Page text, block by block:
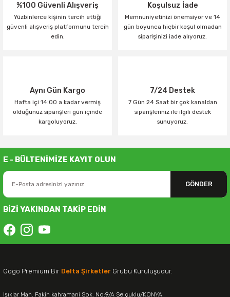
%100 Güvenli Alışveriş
Yüzbinlerce kişinin tercih ettiği
güvenli alışveriş platformunu tercih
edin.
Koşulsuz İade
Memnuniyetinizi önemsiyor ve 14
gün boyunca hiçbir koşul olmadan
siparişinizi iade alıyoruz.
Aynı Gün Kargo
Hafta içi 14:00 a kadar vermiş
olduğunuz siparişleri gün içinde
kargoluyoruz.
7/24 Destek
7 Gün 24 Saat bir çok kanaldan
siparişleriniz ile ilgili destek
sunuyoruz.
E - BÜLTENİMİZE KAYIT OLUN
GÖNDER
BİZİ YAKINDAN TAKİP EDİN
Gogo Premium Bir Delta Şirketler Grubu Kuruluşudur.
Işıklar Mah. Fakih kahramani Sok. No:9/A Selçuklu/KONYA